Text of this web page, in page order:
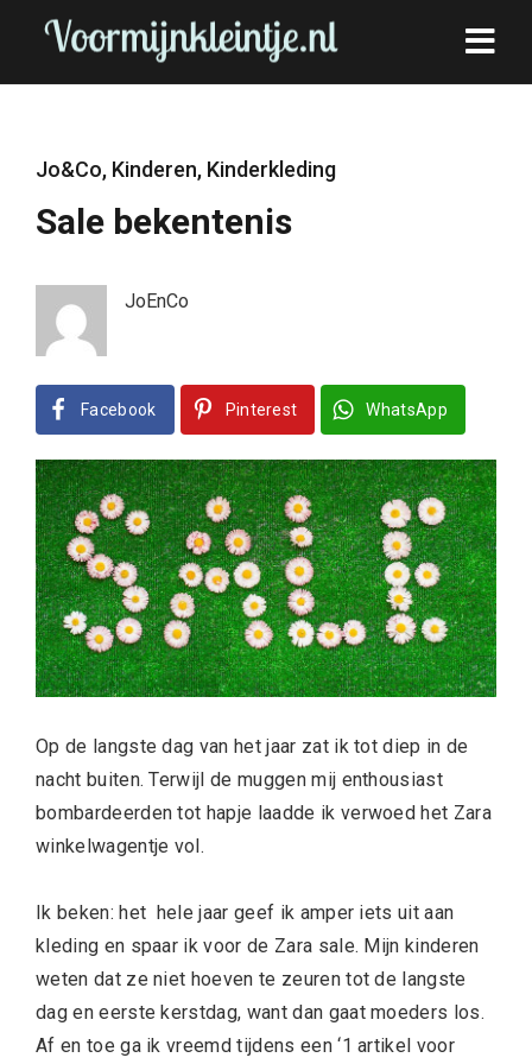
Jo&Co, Kinderen, Kinderkleding
Sale bekentenis
JoEnCo
Facebook Pinterest WhatsApp
Op de langste dag van het jaar zat ik tot diep in de
nacht buiten. Terwijl de muggen mij enthousiast
bombardeerden tot hapje laadde ik verwoed het Zara
winkelwagentje vol.
Ik beken: het hele jaar geef ik amper iets uit aan
kleding en spaar ik voor de Zara sale. Mijn kinderen
weten dat ze niet hoeven te zeuren tot de langste
dag en eerste kerstdag, want dan gaat moeders los.
Af en toe ga ik vreemd tijdens een ‘1 artikel voor